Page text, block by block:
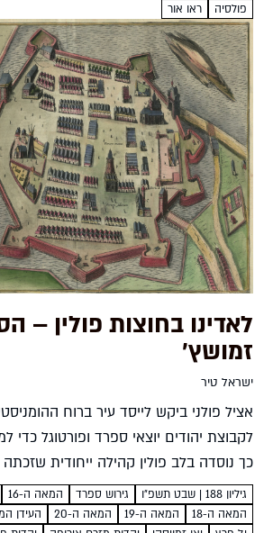
פולסיה
ראו אור
לאדינו בחוצות פולין –
זמושץ'
ישראל טיר
אציל פולני ביקש לייסד עיר ברוח
לקבוצת יהודים יוצאי ספרד ופורטוגל
כך נוסדה בלב פולין קהילה ייחודית שזכתה
ירושלים דפולין בפי משכילי הדור ישראל
גיליון 188 | שבט תשפ״ו גירוש ספרד המאה ה-16
המאה ה-18
המאה ה-19 המאה ה-20 העידן